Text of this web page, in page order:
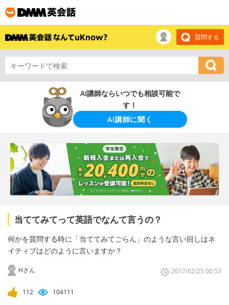
質問する
AI講師ならいつでも相談可能で
す！
AI講師に聞く
当ててみてって英語でなんて言うの？
何かを質問する時に「当ててみてごらん」のような言い回しはネ
イティブはどのように言いますか？
Hさん 2017/02/25 00:53
112 104111